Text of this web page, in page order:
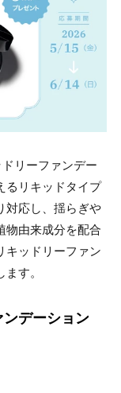
リーファンデー
るリキッドタイプ
対応し、揺らぎや
物由来成分を配合
キッドリーファン
す。
デーション